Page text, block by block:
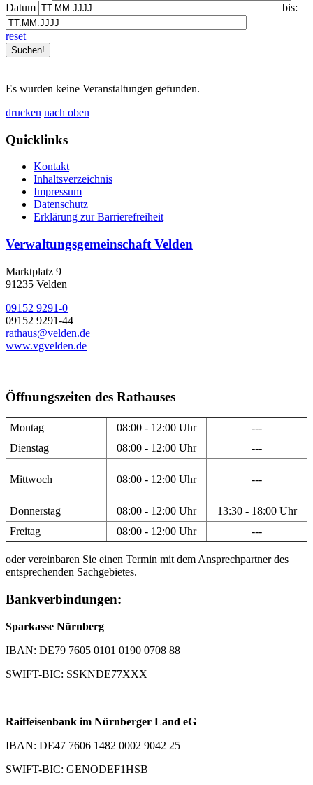
Datum
bis:
reset
Es wurden keine Veranstaltungen gefunden.
drucken nach oben
Quicklinks
Kontakt
Inhaltsverzeichnis
Impressum
Datenschutz
Erklärung zur Barrierefreiheit
Verwaltungsgemeinschaft Velden
Marktplatz 9
91235 Velden
09152 9291-0
09152 9291-44
rathaus@velden.de
www.vgvelden.de
Öffnungszeiten des Rathauses
Montag 08:00 - 12:00 Uhr
---
Dienstag
08:00 - 12:00 Uhr ---
Mittwoch 08:00 - 12:00 Uhr ---
Donnerstag 08:00 - 12:00 Uhr
13:30 - 18:00 Uhr
Freitag
08:00 - 12:00 Uhr ---
oder vereinbaren Sie einen Termin mit dem Ansprechpartner des
entsprechenden Sachgebietes.
Bankverbindungen:
Sparkasse Nürnberg
IBAN: DE79 7605 0101 0190 0708 88
SWIFT-BIC: SSKNDE77XXX
Raiffeisenbank im Nürnberger Land eG
IBAN: DE47 7606 1482 0002 9042 25
SWIFT-BIC: GENODEF1HSB